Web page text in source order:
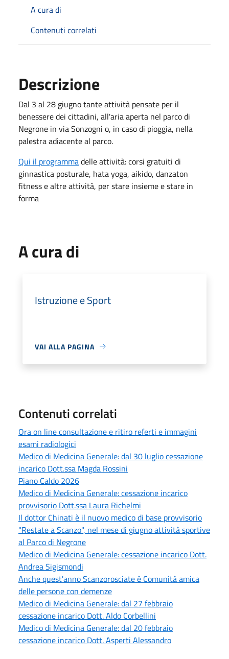
A cura di
Contenuti correlati
Descrizione
Dal 3 al 28 giugno tante attività pensate per il
benessere dei cittadini, all'aria aperta nel parco di
Negrone in via Sonzogni o, in caso di pioggia, nella
palestra adiacente al parco.
Qui il programmadelle attività: corsi gratuiti di
ginnastica posturale, hata yoga, aikido, danzaton
fitness e altre attività, per stare insieme e stare in
forma
A cura di
Istruzione e Sport
VAI ALLA PAGINA
Contenuti correlati
Ora on line consultazione e ritiro referti e immagini
esami radiologici
Medico di Medicina Generale: dal 30 luglio cessazione
incarico Dott.ssa Magda Rossini
Piano Caldo 2026
Medico di Medicina Generale: cessazione incarico
provvisorio Dott.ssa Laura Richelmi
Il dottor Chinati è il nuovo medico di base provvisorio
"Restate a Scanzo", nel mese di giugno attività sportive
al Parco di Negrone
Medico di Medicina Generale: cessazione incarico Dott.
Andrea Sigismondi
Anche quest'anno Scanzorosciate è Comunità amica
delle persone con demenze
Medico di Medicina Generale: dal 27 febbraio
cessazione incarico Dott. Aldo Corbellini
Medico di Medicina Generale: dal 20 febbraio
cessazione incarico Dott. Asperti Alessandro